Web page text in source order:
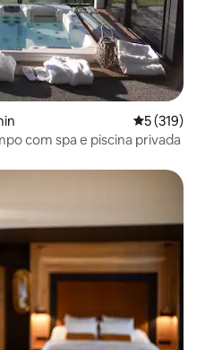
5 de uma
5 (319)
com spa e piscina privada